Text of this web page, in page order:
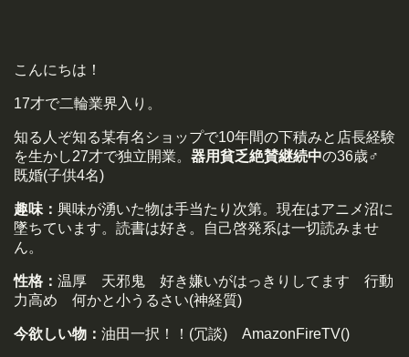
こんにちは！
17才で二輪業界入り。
知る人ぞ知る某有名ショップで10年間の下積みと店長経験
を生かし27才で独立開業。 器用貧乏絶賛継続中の36歳♂
既婚(子供4名)
趣味： 興味が湧いた物は手当たり次第。現在はアニメ沼に
墜ちています。読書は好き。自己啓発系は一切読みませ
ん。
性格： 温厚 天邪鬼 好き嫌いがはっきりしてます 行動
力高め 何かと小うるさい(神経質)
今欲しい物： 油田一択！！(冗談) AmazonFireTV()